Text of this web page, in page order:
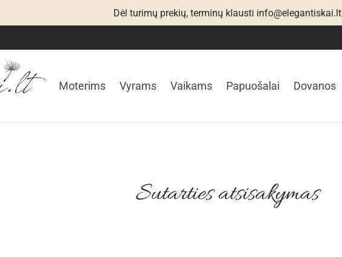
Dėl turimų prekių, terminų klausti info@elegantiskai.lt
Moterims Vyrams Vaikams Papuošalai Dovanos
Sutarties atsisakymas